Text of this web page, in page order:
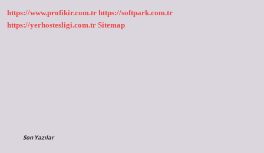
https://www.profikir.com.tr https://softpark.com.tr
https://yerhostesligi.com.tr Sitemap
Son Yazılar